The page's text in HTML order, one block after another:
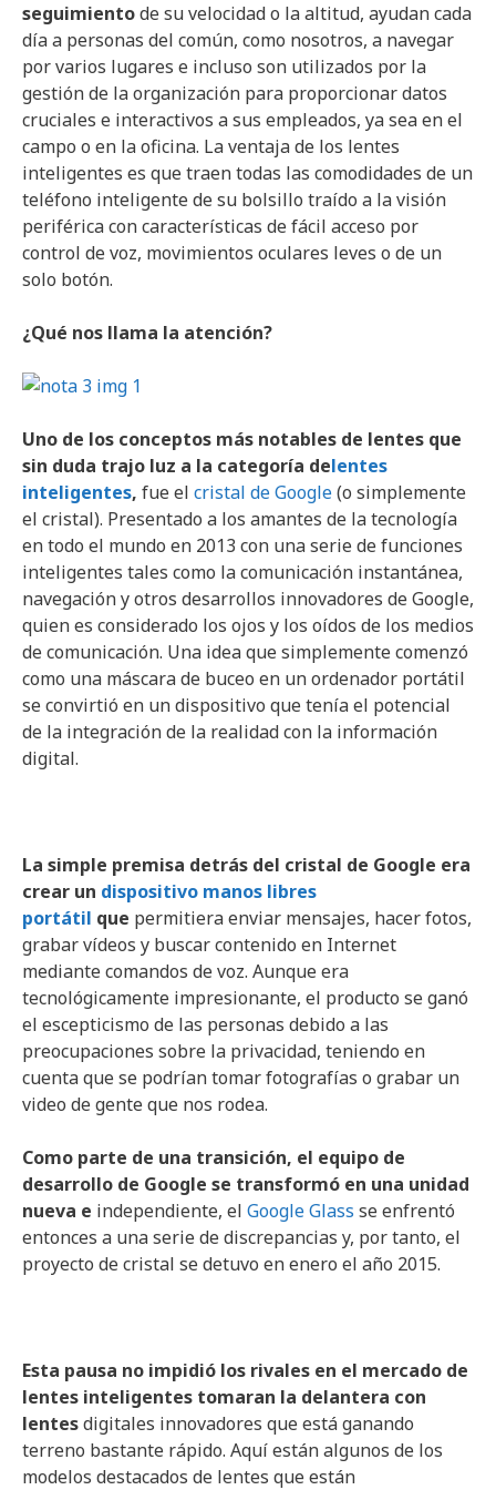
seguimientode su velocidad o la altitud, ayudan cada
día a personas del común, como nosotros, a navegar
por varios lugares e incluso son utilizados por la
gestión de la organización para proporcionar datos
cruciales e interactivos a sus empleados, ya sea en el
campo o en la oficina. La ventaja de los lentes
inteligentes es que traen todas las comodidades de un
teléfono inteligente de su bolsillo traído a la visión
periférica con características de fácil acceso por
control de voz, movimientos oculares leves o de un
solo botón.
¿Qué nos llama la atención?
Uno de los conceptos más notables de lentes que
sin duda trajo luz a la categoría delentes
inteligentes, fue el cristal de Google(o simplemente
el cristal). Presentado a los amantes de la tecnología
en todo el mundo en 2013 con una serie de funciones
inteligentes tales como la comunicación instantánea,
navegación y otros desarrollos innovadores de Google,
quien es considerado los ojos y los oídos de los medios
de comunicación. Una idea que simplemente comenzó
como una máscara de buceo en un ordenador portátil
se convirtió en un dispositivo que tenía el potencial
de la integración de la realidad con la información
digital.
La simple premisa detrás del cristal de Google era
crear un dispositivo manos libres
portátil que permitiera enviar mensajes, hacer fotos,
grabar vídeos y buscar contenido en Internet
mediante comandos de voz. Aunque era
tecnológicamente impresionante, el producto se ganó
el escepticismo de las personas debido a las
preocupaciones sobre la privacidad, teniendo en
cuenta que se podrían tomar fotografías o grabar un
video de gente que nos rodea.
Como parte de una transición, el equipo de
desarrollo de Google se transformó en una unidad
nueva e independiente, el Google Glass se enfrentó
entonces a una serie de discrepancias y, por tanto, el
proyecto de cristal se detuvo en enero el año 2015.
Esta pausa no impidió los rivales en el mercado de
lentes inteligentes tomaran la delantera con
lentesdigitales innovadores que está ganando
terreno bastante rápido. Aquí están algunos de los
modelos destacados de lentes que están